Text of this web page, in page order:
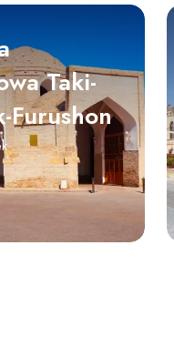
Taki-
Furushon